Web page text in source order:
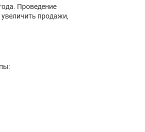
Проведение
продажи,